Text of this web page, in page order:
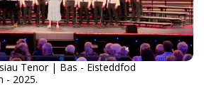
Tenor | Bas - Eisteddfod
- 2025.